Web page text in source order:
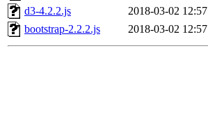
d3-4.2.2.js
2018-03-02 12:57
bootstrap-2.2.2.js
2018-03-02 12:57